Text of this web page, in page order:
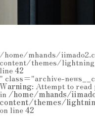
/home/mhands/
content/themes/
line42
" class="archive-
Warning: Attempt to
in /home/mhands/
content/themes/
on line42